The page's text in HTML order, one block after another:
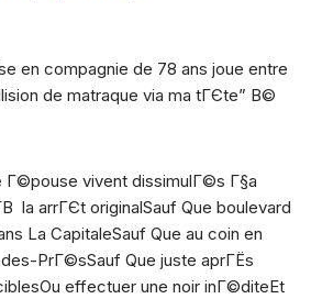
en compagnie de 78 ans joue entre
de matraque via ma tГЄte” В©
Г©pouse vivent dissimulГ©s Г§a
la arrГЄt originalSauf Que boulevard
La CapitaleSauf Que au coin en
PrГ©sSauf Que juste aprГЁs
effectuer une noir inГ©diteEt